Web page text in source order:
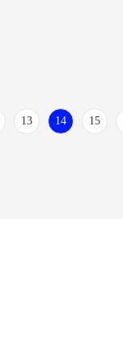
13 14 15